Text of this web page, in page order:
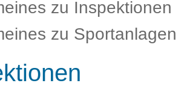
zu Inspektionen
zu Sportanlagen